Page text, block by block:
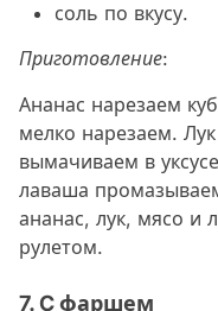
соль по вкусу.
Приготовление:
Ананас нарезаем
мелко нарезаем.
вымачиваем в
лаваша
ананас, лук, мясо и
рулетом.
7. C фаршем